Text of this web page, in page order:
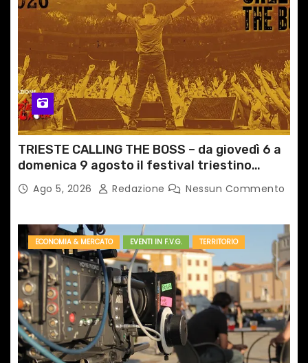
TRIESTE CALLING THE BOSS – da giovedì 6 a
domenica 9 agosto il festival triestino
dedicato a Springsteen
Ago 5, 2026 Redazione Nessun Commento
ECONOMIA & MERCATO EVENTI IN F.V.G. TERRITORIO